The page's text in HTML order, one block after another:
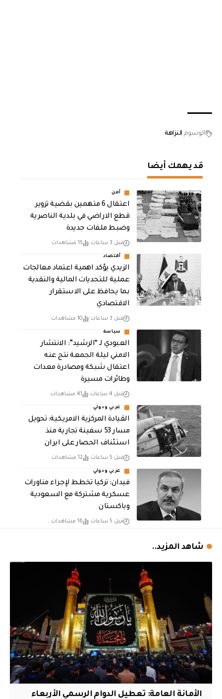
الوسوم ‏النزاهة
قد يهمك أيضا
أمن
اعتقال 6 متهمين بقضية تزوير
قطع الاراضي في بلدية الناصرية
وضبط ملفات جديدة
قبل 3 ساعات 15 مشاهدات
أقتصاد
الزيدي يؤكد اهمية اعتماد معالجات
عملية للتحديات المالية والنقدية
بما يحافظ على الاستقرار
الاقتصادي
قبل 3 ساعات 10 مشاهدات
سياسة
العبودي لـ “الرشيد”: الانتشار
الامني ليلة الجمعة نتج عنه
اعتقال شبكة ومصادرة معدات
وطائرات مسيرة
قبل 4 ساعات 41 مشاهدات
عربي ودولي
القيادة المركزية الامريكية: تحويل
مسار 53 سفينة تجارية منذ
استئناف الحصار على ايران
قبل 5 ساعات 12 مشاهدات
عربي ودولي
فيدان: تركيا تخطط لإجراء مناورات
عسكرية مشتركة مع السعودية
وباكستان
قبل 5 ساعات 16 مشاهدات
شاهد المزيد..
الأمانة العامة: تعطيل الدوام الرسمي الأربعاء